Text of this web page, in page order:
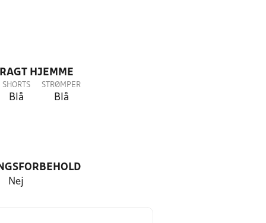
HJEMME
SHORTS
Blå
STRØMPER
Blå
Nej